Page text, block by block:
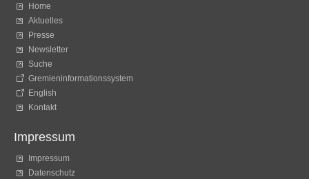
Home
Aktuelles
Presse
Newsletter
Suche
Gremieninformationssystem
English
Kontakt
Impressum
Impressum
Datenschutz